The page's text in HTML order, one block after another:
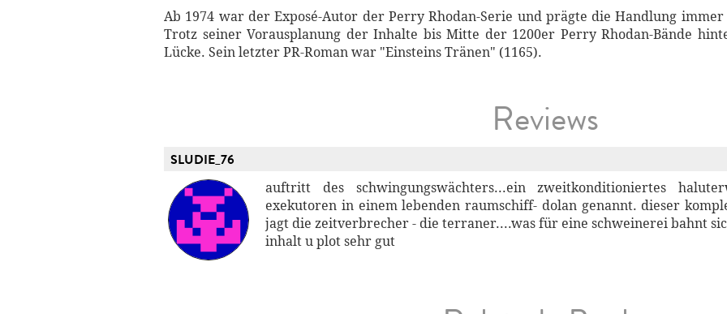
Ab 1974 war der Exposé-Autor der Perry Rhodan-Serie und prägte die Handlung
Trotz seiner Vorausplanung der Inhalte bis Mitte der 1200er Perry Rhodan-Bände
Lücke. Sein letzter PR-Roman war "Einsteins Tränen" (1165).
Reviews
SLUDIE_76
auftritt des schwingungswächters...ein zweitkonditioniertes
exekutoren in einem lebenden raumschiff- dolan genannt. dieser
jagt die zeitverbrecher - die terraner....was für eine schweinerei bahnt
inhalt u plot sehr gut